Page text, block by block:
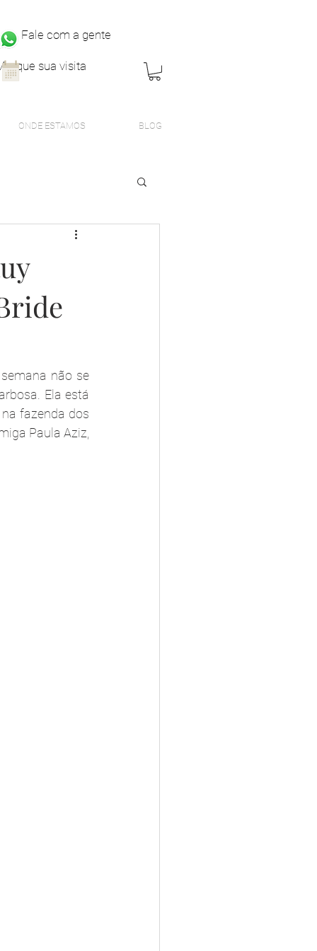
Fale com a gente
sua visita
ONDE ESTAMOS BLOG
não se
Ela está
fazenda dos
Paula Aziz,